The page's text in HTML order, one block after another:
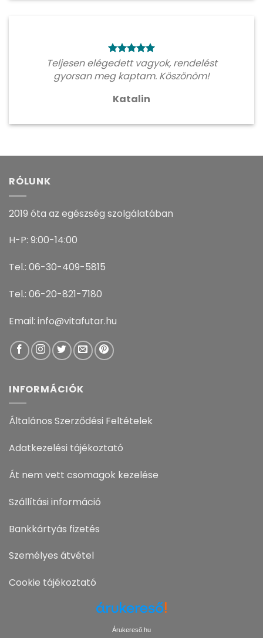
Teljesen elégedett vagyok, rendelést
gyorsan meg kaptam. Köszönöm!
Katalin
RÓLUNK
2019 óta az egészség szolgálatában
H-P: 9:00-14:00
Tel.: 06-30-409-5815
Tel.: 06-20-821-7180
Email: info@vitafutar.hu
INFORMÁCIÓK
Általános Szerződési Feltételek
Adatkezelési tájékoztató
Át nem vett csomagok kezelése
Szállítási információ
Bankkártyás fizetés
Személyes átvétel
Cookie tájékoztató
Árukereső.hu